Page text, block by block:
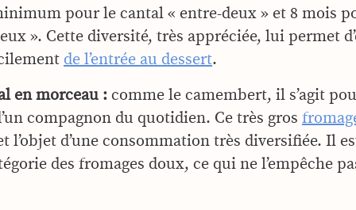
pour le cantal « entre-deux » et 8 mois
». Cette diversité, très appréciée, lui permet
de l’entrée au dessert.
en morceau : comme le camembert, il s’agit
compagnon du quotidien. Ce très gros
l’objet d’une consommation très diversifiée. Il
des fromages doux, ce qui ne l’empêche